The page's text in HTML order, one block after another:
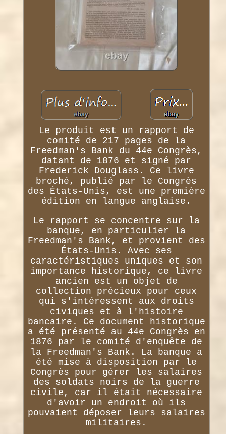
Le produit est un rapport de
comité de 217 pages de la
Freedman's Bank du 44e Congrès,
datant de 1876 et signé par
Frederick Douglass. Ce livre
broché, publié par le Congrès
des États-Unis, est une première
édition en langue anglaise.
Le rapport se concentre sur la
banque, en particulier la
Freedman's Bank, et provient des
États-Unis. Avec ses
caractéristiques uniques et son
importance historique, ce livre
ancien est un objet de
collection précieux pour ceux
qui s'intéressent aux droits
civiques et à l'histoire
bancaire. Ce document historique
a été présenté au 44e Congrès en
1876 par le comité d'enquête de
la Freedman's Bank. La banque a
été mise à disposition par le
Congrès pour gérer les salaires
des soldats noirs de la guerre
civile, car il était nécessaire
d'avoir un endroit où ils
pouvaient déposer leurs salaires
militaires.